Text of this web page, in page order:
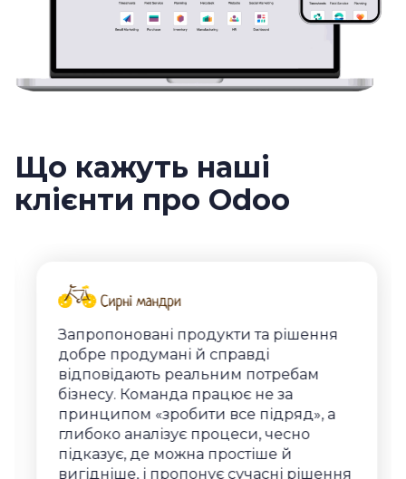
Що кажуть наші
клієнти про Odoo
Запропоновані продукти та рішення
добре продумані й справді
відповідають реальним потребам
бізнесу. Команда працює не за
принципом «зробити все підряд», а
глибоко аналізує процеси, чесно
підказує, де можна простіше й
вигідніше, і пропонує сучасні рішення